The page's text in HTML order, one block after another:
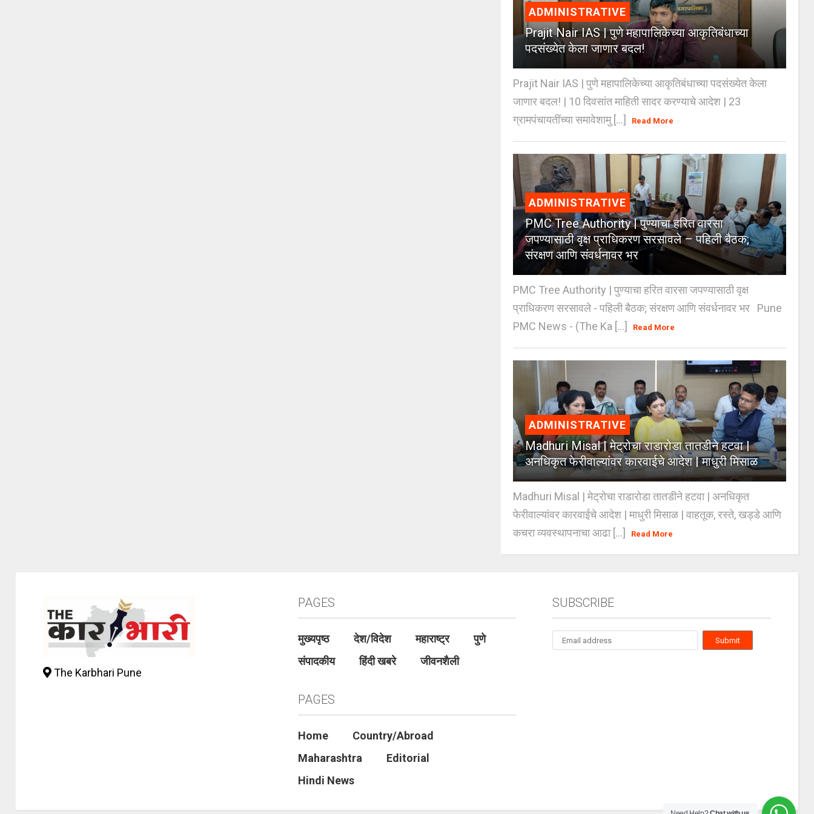
ADMINISTRATIVE
Prajit Nair IAS | पुणे महापालिकेच्या आकृतिबंधाच्या
पदसंख्येत केला जाणार बदल!
Prajit Nair IAS | पुणे महापालिकेच्या आकृतिबंधाच्या पदसंख्येत केला
जाणार बदल! | 10 दिवसांत माहिती सादर करण्याचे आदेश | 23
ग्रामपंचायतींच्या समावेशामु [...]
Read More
ADMINISTRATIVE
PMC Tree Authority | पुण्याचा हरित वारसा
जपण्यासाठी वृक्ष प्राधिकरण सरसावले – पहिली बैठक;
संरक्षण आणि संवर्धनावर भर
PMC Tree Authority | पुण्याचा हरित वारसा जपण्यासाठी वृक्ष
प्राधिकरण सरसावले - पहिली बैठक; संरक्षण आणि संवर्धनावर भर Pune
PMC News - (The Ka [...]
Read More
ADMINISTRATIVE
Madhuri Misal | मेट्रोचा राडारोडा तातडीने हटवा |
अनधिकृत फेरीवाल्यांवर कारवाईचे आदेश | माधुरी मिसाळ
Madhuri Misal | मेट्रोचा राडारोडा तातडीने हटवा | अनधिकृत
फेरीवाल्यांवर कारवाईचे आदेश | माधुरी मिसाळ | वाहतूक, रस्ते, खड्डे आणि
कचरा व्यवस्थापनाचा आढा [...]
Read More
The Karbhari Pune
PAGES
मुख्यपृष्ठ देश/विदेश महाराष्ट्र
पुणे
संपादकीय
हिंदी खबरे जीवनशैली
PAGES
Home
Country/Abroad
Maharashtra
Editorial
Hindi News
SUBSCRIBE